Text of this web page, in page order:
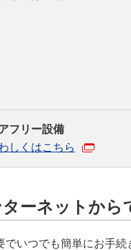
フリー設備
しくはこちら
ーネットから
でいつでも簡単にお手続